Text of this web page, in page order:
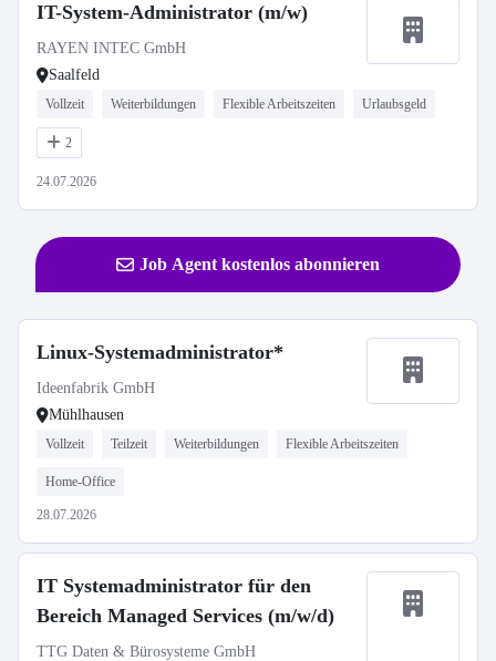
IT-System-Administrator (m/w)
RAYEN INTEC GmbH
Saalfeld
Vollzeit Weiterbildungen Flexible Arbeitszeiten Urlaubsgeld
2
24.07.2026
Job Agent kostenlos abonnieren
Linux-Systemadministrator*
Ideenfabrik GmbH
Mühlhausen
Vollzeit Teilzeit Weiterbildungen Flexible Arbeitszeiten
Home-Office
28.07.2026
IT Systemadministrator für den
Bereich Managed Services (m/w/d)
TTG Daten & Bürosysteme GmbH